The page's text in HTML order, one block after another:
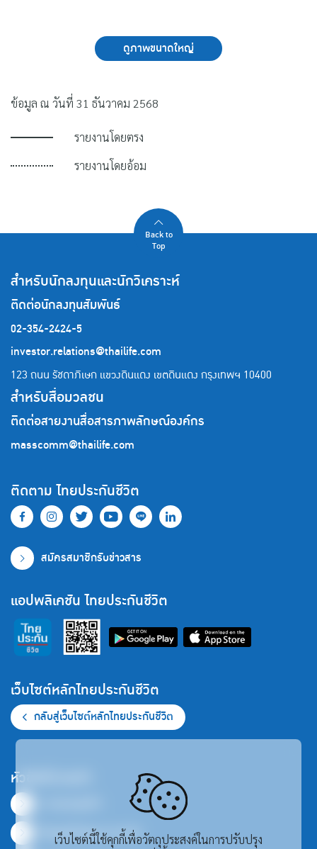
เว็บไซต์นี้ใช้คุกกี้เพื่อวัตถุประสงค์ในการปรับปรุง
ดูภาพขนาดใหญ่
ข้อมูล ณ วันที่ 31 ธันวาคม 2568
รายงานโดยตรง
รายงานโดยอ้อม
Back to
Top
สำหรับนักลงทุนและนักวิเคราะห์
ติดต่อนักลงทุนสัมพันธ์
02-354-2424-5
investor.relations@thailife.com
123 ถนน รัชดาภิเษก แขวงดินแดง เขตดินแดง กรุงเทพฯ 10400
สำหรับสื่อมวลชน
ติดต่อสายงานสื่อสารภาพลักษณ์องค์กร
masscomm@thailife.com
ติดตาม ไทยประกันชีวิต
สมัครสมาชิกรับข่าวสาร
แอปพลิเคชัน ไทยประกันชีวิต
เว็บไซต์หลักไทยประกันชีวิต
กลับสู่เว็บไซต์หลักไทยประกันชีวิต
หัวข้อที่น่าสนใจ
ข้อมูลสำคัญทางการเงิน